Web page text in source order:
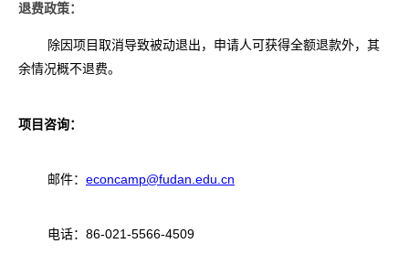
退费政策：
除因项目取消导致被动退出，申请人可获得全额退款外，其
余情况概不退费。
项目咨询：
邮件： econcamp@fudan.edu.cn
电话： 86-021-5566-4509